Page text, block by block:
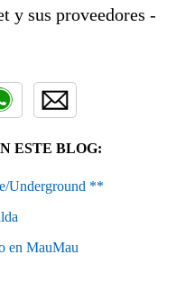
y sus proveedores -
ESTE BLOG:
Underground **
en MauMau